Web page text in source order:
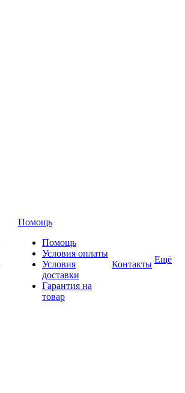
Помощь
Помощь
Условия оплаты
Условия
доставки
Гарантия на
товар
Контакты Ещё